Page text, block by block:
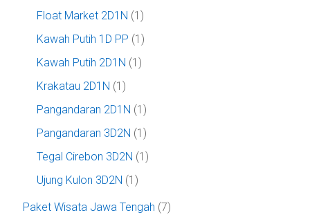
Float Market 2D1N (1)
Kawah Putih 1D PP (1)
Kawah Putih 2D1N (1)
Krakatau 2D1N (1)
Pangandaran 2D1N (1)
Pangandaran 3D2N (1)
Tegal Cirebon 3D2N (1)
Ujung Kulon 3D2N (1)
Paket Wisata Jawa Tengah (7)